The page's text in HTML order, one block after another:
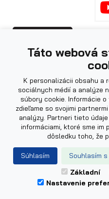
Powered by
Táto webová
K personalizácii obsahu a
sociálnych médií a analýze
súbory cookie. Informácie
zdieľame so svojimi
analýzy. Partneri tieto
informáciami, ktoré sme
dôsledku toho, že
Súhlasím Souhlasím
Základní
Nastavenie